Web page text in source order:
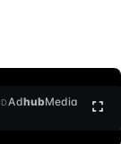
AdhubMedia